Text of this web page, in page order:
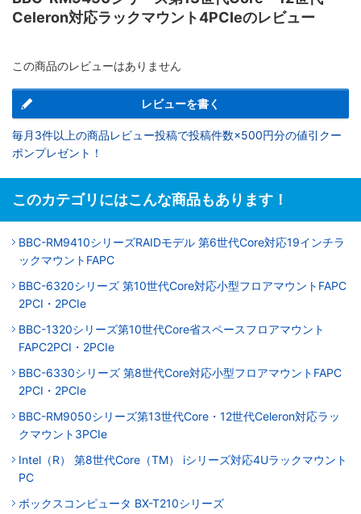
Celeron対応ラックマウント4PCIeのレビュー
この商品のレビューはありません
レビューを書く
毎月3件以上の商品レビュー投稿で投稿件数×500円分の値引クー
ポンプレゼント！
このカテゴリにはこんな商品もあります！
BBC-RM9410シリーズRAIDモデル 第6世代Core対応19インチラ
ックマウントFAPC
BBC-6320シリーズ 第10世代Core対応小型フロアマウントFAPC
2PCI・2PCIe
BBC-1320シリーズ第10世代Core省スペースフロアマウント
FAPC2PCI・2PCIe
BBC-6330シリーズ 第8世代Core対応小型フロアマウントFAPC
2PCI・2PCIe
BBC-RM9050シリーズ第13世代Core・12世代Celeron対応ラッ
クマウント3PCIe
Intel（R） 第8世代Core（TM） iシリーズ対応4Uラックマウント
PC
ボックスコンピュータ BX-T210シリーズ